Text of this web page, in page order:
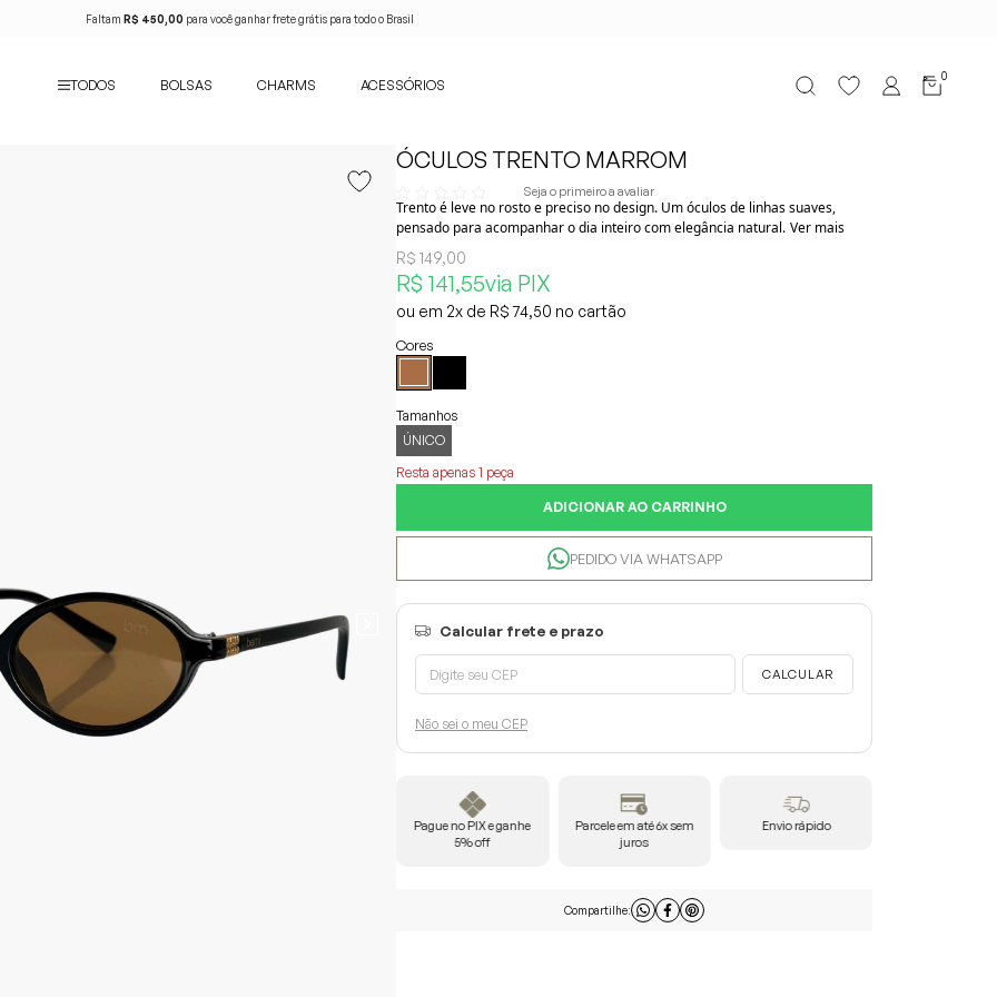
Faltam R$ 450,00 para você ganhar frete grátis para todo o Brasil
TODOS BOLSAS CHARMS ACESSÓRIOS
0
ÓCULOS TRENTO MARROM
Seja o primeiro a avaliar
Trento é leve no rosto e preciso no design. Um óculos de linhas suaves,
pensado para acompanhar o dia inteiro com elegância natural. Ver mais
R$ 141,55via PIX
R$ 149,00
2x R$ 74,50
ÚNICO
ADICIONAR AO CARRINHO
Resta apenas 1 peça
PEDIDO VIA WHATSAPP
Não sei o meu CEP
Pague no PIX e ganhe
5% off
Parcele em até 6x sem
juros
Envio rápido
Compartilhe: